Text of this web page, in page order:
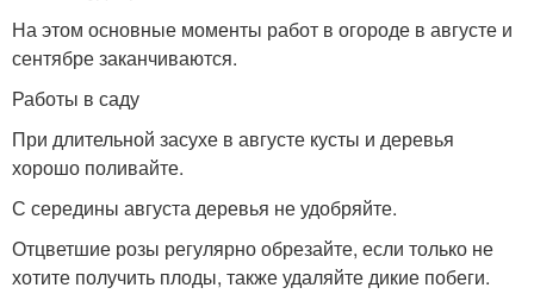
На этом основные моменты работ в огороде в августе и
сентябре заканчиваются.
Работы в саду
При длительной засухе в августе кусты и деревья
хорошо поливайте.
С середины августа деревья не удобряйте.
Отцветшие розы регулярно обрезайте, если только не
хотите получить плоды, также удаляйте дикие побеги.